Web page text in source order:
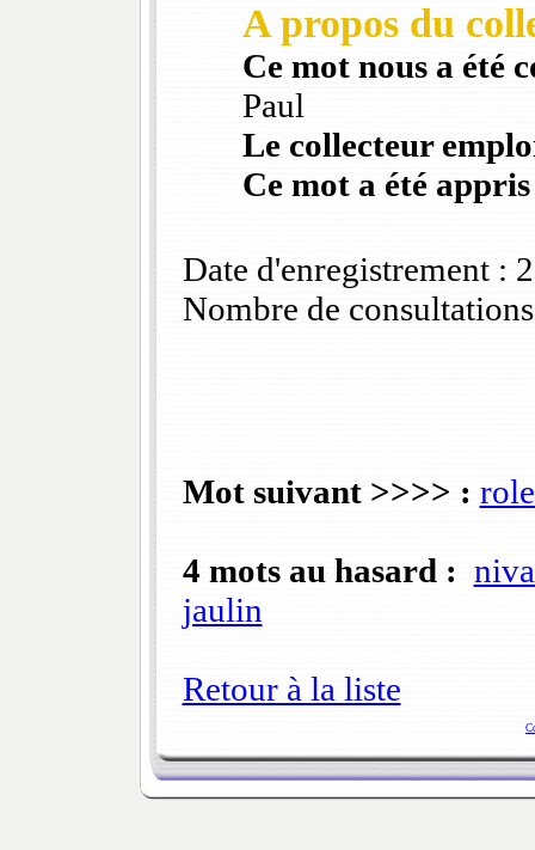
A propos du
Ce mot nous a été
Paul
Le collecteur
Ce mot a été
Date d'enregistrement :
Nombre de
Mot suivant >>>> :
4 mots au hasard :
jaulin
Retour à la liste